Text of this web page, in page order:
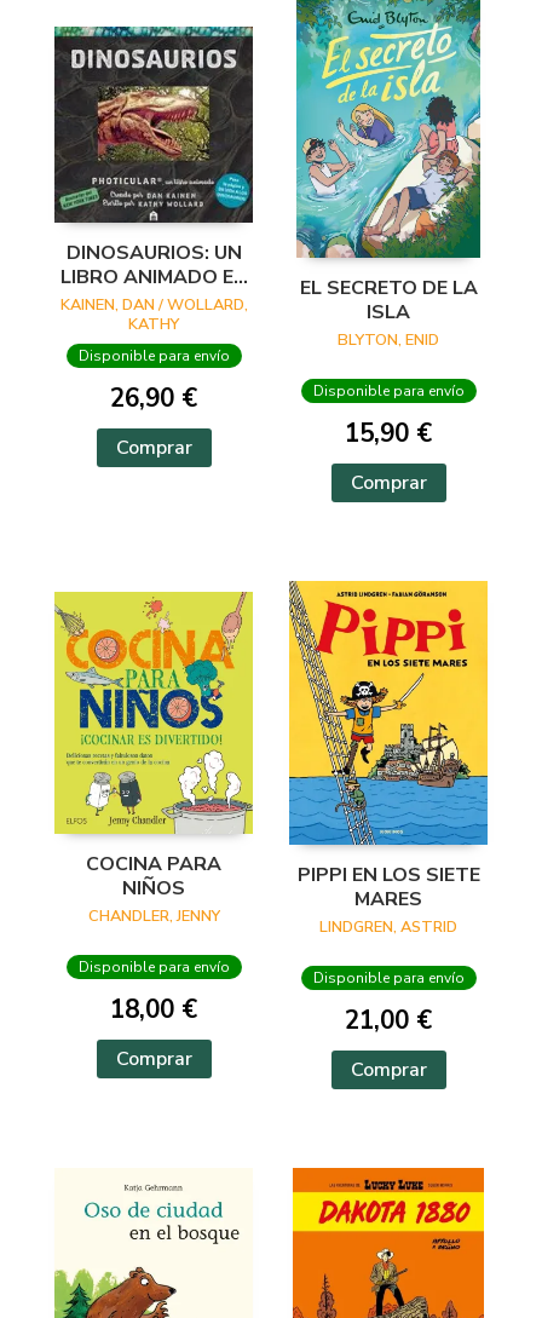
DINOSAURIOS: UN
LIBRO ANIMADO EN
PHOTICULAR
KAINEN, DAN / WOLLARD,
KATHY
Disponible para envío
26,90 €
Comprar
EL SECRETO DE LA
ISLA
BLYTON, ENID
Disponible para envío
15,90 €
Comprar
COCINA PARA
NIÑOS
CHANDLER, JENNY
Disponible para envío
18,00 €
Comprar
PIPPI EN LOS SIETE
MARES
LINDGREN, ASTRID
Disponible para envío
21,00 €
Comprar